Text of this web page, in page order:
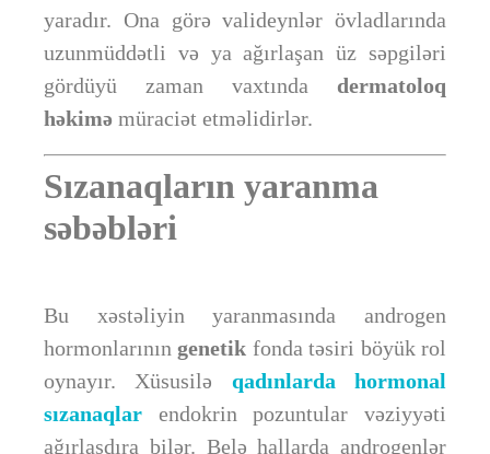
yaradır. Ona görə valideynlər övladlarında
uzunmüddətli və ya ağırlaşan üz səpgiləri
gördüyü zaman vaxtında dermatoloq
həkimə müraciət etməlidirlər.
Sızanaqların yaranma
səbəbləri
Bu xəstəliyin yaranmasında androgen
hormonlarınıngenetik fonda təsiri böyük rol
oynayır. Xüsusilə qadınlarda hormonal
sızanaqlar endokrin pozuntular vəziyyəti
ağırlaşdıra bilər. Belə hallarda androgenlər